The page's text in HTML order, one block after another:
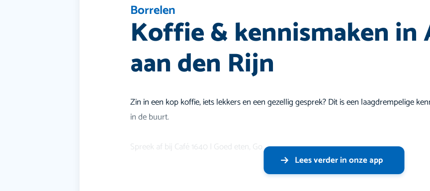
Borrelen
Koffie & kennismaken in
aan den Rijn
Zin in een kop koffie, iets lekkers en een gezellig gesprek? Dit is een laagdrempelige
in de buurt.
Spreek af bij Café 1640 | Goed eten, Go
Lees verder in onze app